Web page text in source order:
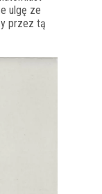
ulgę ze
przez tą